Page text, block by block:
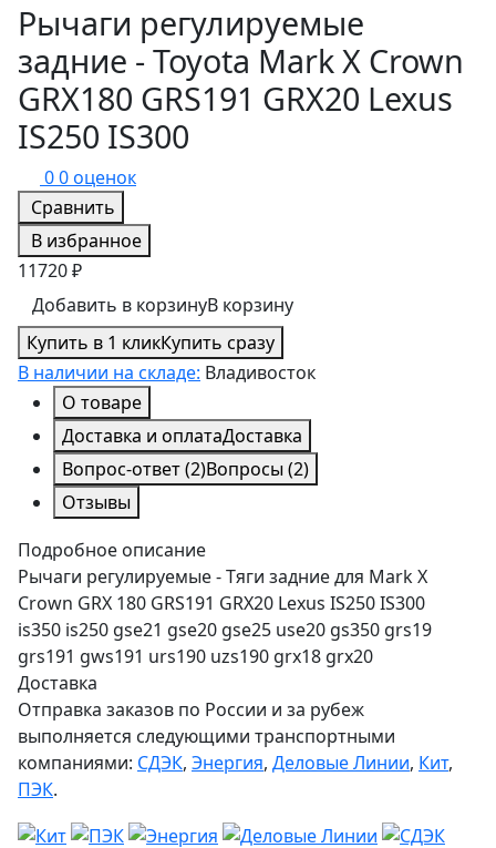
Рычаги регулируемые
задние - Toyota Mark X Crown
GRX180 GRS191 GRX20 Lexus
IS250 IS300
00 оценок
Сравнить
В избранное
11720 ₽
Добавить в корзинуВ корзину
Купить в 1 кликКупить сразу
В наличии на складе: Владивосток
О товаре
Доставка и оплатаДоставка
Вопрос-ответ(2)Вопросы (2)
Отзывы
Подробное описание
Рычаги регулируемые - Тяги задние для Mark X
Crown GRX 180 GRS191 GRX20 Lexus IS250 IS300
is350 is250 gse21 gse20 gse25 use20 gs350 grs19
grs191 gws191 urs190 uzs190 grx18 grx20
Доставка
Отправка заказов по России и за рубеж
выполняется следующими транспортными
компаниями: СДЭК, Энергия, Деловые Линии, Кит,
ПЭК.